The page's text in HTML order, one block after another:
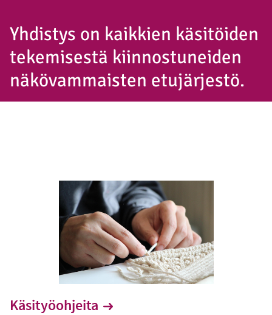
Yhdistys on kaikkien käsitöiden
tekemisestä kiinnostuneiden
näkövammaisten etujärjestö.
Käsityöohjeita